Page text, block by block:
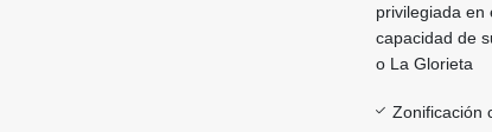
privilegiada en
capacidad de
o La Glorieta
Zonificación